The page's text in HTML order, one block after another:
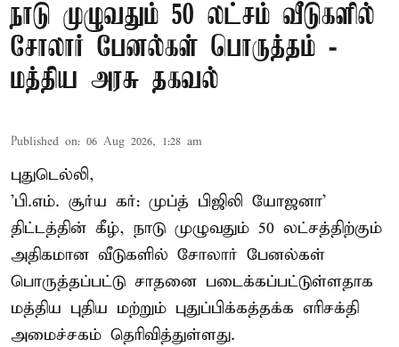
நாடு முழுவதும் 50 லட்சம் வீடுகளில்
சோலார் பேனல்கள் பொருத்தம் -
மத்திய அரசு தகவல்
Published on: 06 Aug 2026, 1:28 am
புதுடெல்லி,
'பி.எம். சூர்ய கர்: முப்த் பிஜிலி யோஜனா'
திட்டத்தின் கீழ், நாடு முழுவதும் 50 லட்சத்திற்கும்
அதிகமான வீடுகளில் சோலார் பேனல்கள்
பொருத்தப்பட்டு சாதனை படைக்கப்பட்டுள்ளதாக
மத்திய புதிய மற்றும் புதுப்பிக்கத்தக்க எரிசக்தி
அமைச்சகம் தெரிவித்துள்ளது.